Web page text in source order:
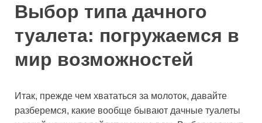
Выбор типа дачного
туалета: погружаемся в
мир возможностей
Итак, прежде чем хвататься за молоток, давайте
разберемся, какие вообще бывают дачные туалеты